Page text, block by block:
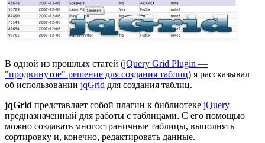
В одной из прошлых статей (jQuery Grid Plugin —
"продвинутое" решение для создания таблиц) я рассказывал
об использовании jqGrid для создания таблиц.
jqGrid представляет собой плагин к библиотеке jQuery
предназначенный для работы с таблицами. С его помощью
можно создавать многостраничные таблицы, выполнять
сортировку и, конечно, редактировать данные.